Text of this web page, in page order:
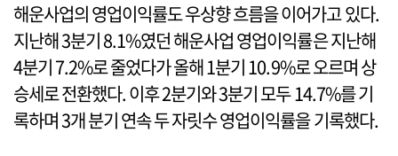
해운사업의 영업이익률도 우상향 흐름을 이어가고 있다.
지난해 3분기 8.1%였던 해운사업 영업이익률은 지난해
4분기 7.2%로 줄었다가 올해 1분기 10.9%로 오르며 상
승세로 전환했다. 이후 2분기와 3분기 모두 14.7%를 기
록하며 3개 분기 연속 두 자릿수 영업이익률을 기록했다.